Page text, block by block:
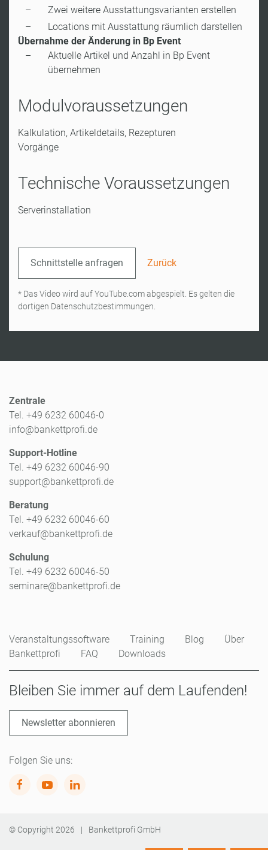
Zwei weitere Ausstattungsvarianten erstellen
Locations mit Ausstattung räumlich darstellen
Übernahme der Änderung in Bp Event
Aktuelle Artikel und Anzahl in Bp Event
übernehmen
Modulvoraussetzungen
Kalkulation, Artikeldetails, Rezepturen
Vorgänge
Technische Voraussetzungen
Serverinstallation
Schnittstelle anfragen Zurück
* Das Video wird auf YouTube.com abgespielt. Es gelten die
dortigen Datenschutzbestimmungen.
Zentrale
Tel. +49 6232 60046-0
info@bankettprofi.de
Support-Hotline
Tel. +49 6232 60046-90
support@bankettprofi.de
Beratung
Tel. +49 6232 60046-60
verkauf@bankettprofi.de
Schulung
Tel. +49 6232 60046-50
seminare@bankettprofi.de
Veranstaltungssoftware Training Blog
Über
Bankettprofi
FAQ Downloads
Bleiben Sie immer auf dem Laufenden!
Newsletter abonnieren
Folgen Sie uns:
© Copyright 2026 | Bankettprofi GmbH